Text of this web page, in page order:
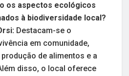
os aspectos ecológicos
à biodiversidade local?
Destacam-se o
em comunidade,
de alimentos e a
disso, o local oferece